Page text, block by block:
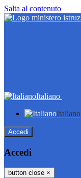
Salta al contenuto
Italiano
Italiano
Accedi
Accedi
button close ×